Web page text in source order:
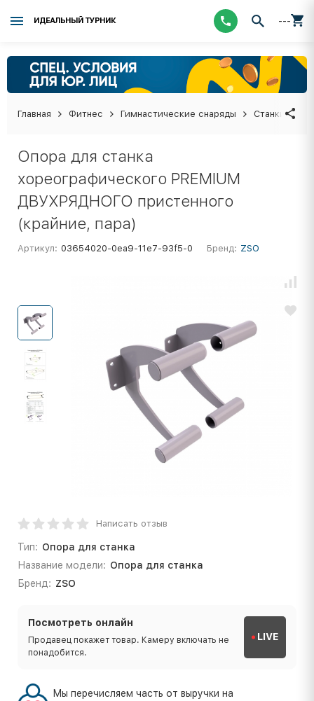
ИДЕАЛЬНЫЙ ТУРНИК ---
Главная Фитнес Гимнастические снаряды Станки
Опора для станка
хореографического PREMIUM
ДВУХРЯДНОГО пристенного
(крайние, пара)
Артикул: 03654020-0ea9-11e7-93f5-0 Бренд: ZSO
Написать отзыв
Тип: Опора для станка
Название модели: Опора для станка
Бренд: ZSO
Посмотреть онлайн
Продавец покажет товар. Камеру включать не
понадобится.
LIVE
Мы перечисляем часть от выручки на